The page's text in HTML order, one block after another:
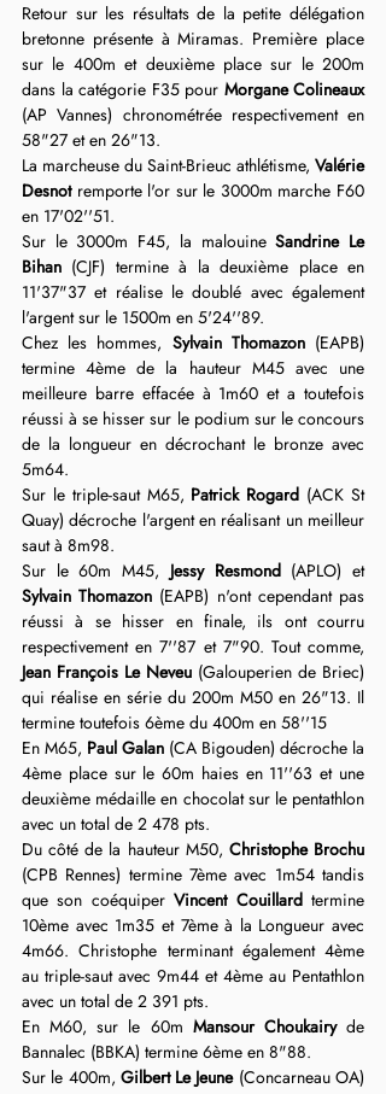
Retour sur les résultats de la petite délégation
bretonne présente à Miramas. Première place
sur le 400m et deuxième place sur le 200m
dans la catégorie F35 pour Morgane Colineaux
(AP Vannes) chronométrée respectivement en
58"27 et en 26"13.
La marcheuse du Saint-Brieuc athlétisme, Valérie
Desnot remporte l'or sur le 3000m marche F60
en 17'02''51.
Sur le 3000m F45, la malouine Sandrine Le
Bihan (CJF) termine à la deuxième place en
11'37"37 et réalise le doublé avec également
l'argent sur le 1500m en 5'24''89.
Chez les hommes, Sylvain Thomazon (EAPB)
termine 4ème de la hauteur M45 avec une
meilleure barre effacée à 1m60 et a toutefois
réussi à se hisser sur le podium sur le concours
de la longueur en décrochant le bronze avec
5m64.
Sur le triple-saut M65, Patrick Rogard (ACK St
Quay) décroche l'argent en réalisant un meilleur
saut à 8m98.
Sur le 60m M45, Jessy Resmond
(APLO) et
Sylvain Thomazon (EAPB) n'ont cependant pas
réussi à se hisser en finale, ils ont courru
Jean François Le Neveu (Galouperien de Briec)
qui réalise en série du 200m M50 en 26"13. Il
termine toutefois 6ème du 400m en 58''15
En M65, Paul Galan (CA Bigouden) décroche la
4ème place sur le 60m haies en 11''63 et une
deuxième médaille en chocolat sur le pentathlon
avec un total de 2 478 pts.
Du côté de la hauteur M50, Christophe Brochu
(CPB Rennes) termine 7ème avec 1m54 tandis
que son coéquiper Vincent Couillard termine
10ème avec 1m35 et 7ème à la Longueur avec
4m66. Christophe terminant également 4ème
au triple-saut avec 9m44 et 4ème au Pentathlon
avec un total de 2 391 pts.
En M60, sur le 60m Mansour Choukairy de
Bannalec (BBKA) termine 6ème en 8"88.
Sur le 400m, Gilbert Le Jeune (Concarneau OA)